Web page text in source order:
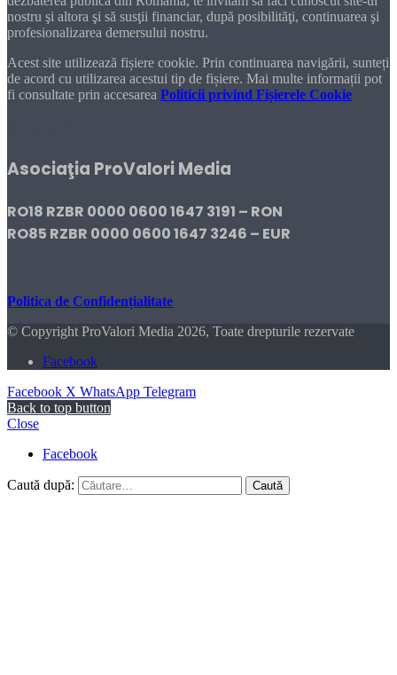
nostru şi altora şi să susţii financiar, după posibilităţi, continuarea şi
profesionalizarea demersului nostru.
Acest site utilizează fișiere cookie. Prin continuarea navigării, sunteți
de acord cu utilizarea acestui tip de fișiere. Mai multe informații pot
fi consultate prin accesarea Politicii privind Fișierele Cookie
Asociaţia ProValori Media
RO18 RZBR 0000 0600 1647 3191 – RON
RO85 RZBR 0000 0600 1647 3246 – EUR
Politica de Confidențialitate
© Copyright ProValori Media 2026, Toate drepturile rezervate
Facebook
Facebook X WhatsApp Telegram
Back to top button
Close
Facebook
Caută după: